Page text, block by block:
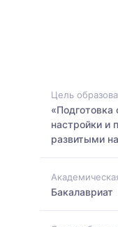
Цель
настройки и
развитыми
Бакалавриат